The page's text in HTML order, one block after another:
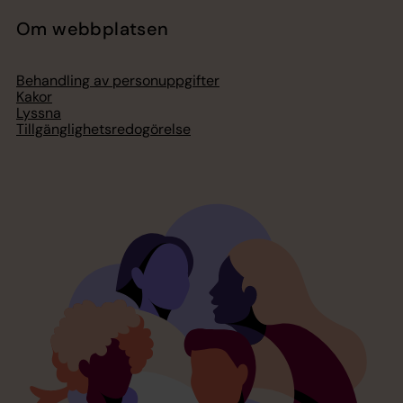
Om webbplatsen
Behandling av personuppgifter
Kakor
Lyssna
Tillgänglighetsredogörelse